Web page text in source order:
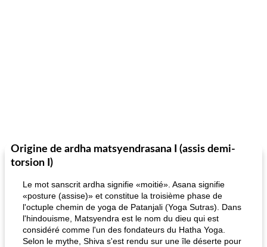
Origine de ardha matsyendrasana I (assis demi-
torsion I)
Le mot sanscrit ardha signifie «moitié». Asana signifie
«posture (assise)» et constitue la troisième phase de
l'octuple chemin de yoga de Patanjali (Yoga Sutras). Dans
l'hindouisme, Matsyendra est le nom du dieu qui est
considéré comme l'un des fondateurs du Hatha Yoga.
Selon le mythe, Shiva s'est rendu sur une île déserte pour